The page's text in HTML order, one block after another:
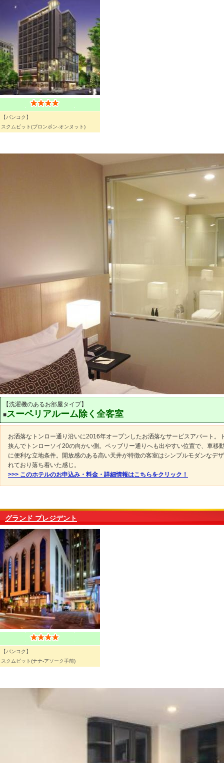
【バンコク】
スクムビット(プロンポン-オンヌット)
【洗濯機のあるお部屋タイプ】
■スーペリアルーム除く全客室
お洒落なトンロー通り沿いに2016年オープンしたお洒落なサービスアパート。
挟んでトンローソイ20の向かい側。ペッブリー通りへも出やすい位置で、車移
に便利な立地条件。開放感のある高い天井が特徴の客室はシンプルモダンなデ
れており落ち着いた感じ。
>>> このホテルのお申込み・料金・詳細情報はこちらをクリック！
グランド プレジデント
【バンコク】
スクムビット(ナナ-アソーク手前)